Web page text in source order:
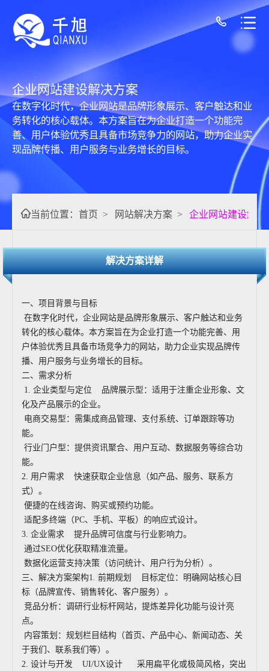
企业网站建设解决方案
在数字化时代，企业网站是品牌形象展示、客户触达和业
务转化的核心载体。本方案旨在为企业打造一个功能完
善、用户体验优秀且具备市场竞争力的网站，助力企业实
现品牌传播、用户服务与业务增长的目标。
当前位置： 首页 > 网站解决方案 > 企业网站建设解决
解决方案详解
一、项目背景与目标
在数字化时代，企业网站是品牌形象展示、客户触达和业务
转化的核心载体。本方案旨在为企业打造一个功能完善、用
户体验优秀且具备市场竞争力的网站，助力企业实现品牌传
播、用户服务与业务增长的目标。
二、需求分析
1. 企业类型与定位 品牌展示型：适用于注重企业形象、文
化及产品展示的企业。
电商交易型：需集成商品管理、支付系统、订单跟踪等功
能。
行业门户型：提供资讯聚合、用户互动、数据服务等综合功
能。
2. 用户需求 快速获取企业信息（如产品、服务、联系方
式）。
便捷的在线咨询、购买或预约功能。
适配多终端（PC、手机、平板）的响应式设计。
3. 企业需求 提升品牌可信度与行业影响力。
通过SEO优化获取精准流量。
数据化运营支持决策（访问统计、用户行为分析）。
三、解决方案架构1. 前期规划 目标定位：明确网站核心目
标（品牌宣传、销售转化、客户服务）。
竞品分析：调研行业标杆网站，提炼差异化功能与设计亮
点。
内容策划：规划栏目结构（首页、产品中心、新闻动态、关
于我们、联系我们等）。
2. 设计与开发 UI/UX设计 采用扁平化或极简风格，突出